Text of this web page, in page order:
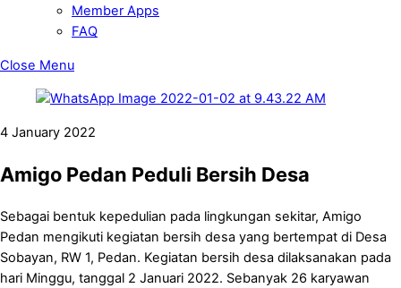
Member Apps
FAQ
Close Menu
4 January 2022
Amigo Pedan Peduli Bersih Desa
Sebagai bentuk kepedulian pada lingkungan sekitar, Amigo
Pedan mengikuti kegiatan bersih desa yang bertempat di Desa
Sobayan, RW 1, Pedan. Kegiatan bersih desa dilaksanakan pada
hari Minggu, tanggal 2 Januari 2022. Sebanyak 26 karyawan